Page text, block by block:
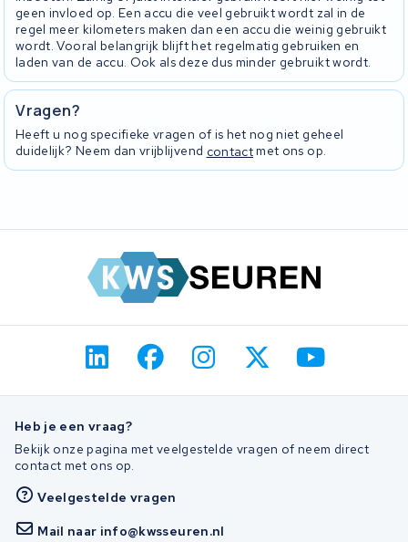
geen invloed op. Een accu die veel gebruikt wordt zal in de
regel meer kilometers maken dan een accu die weinig gebruikt
wordt. Vooral belangrijk blijft het regelmatig gebruiken en
laden van de accu. Ook als deze dus minder gebruikt wordt.
Vragen?
Heeft u nog specifieke vragen of is het nog niet geheel
duidelijk? Neem dan vrijblijvend contactmet ons op.
Heb je een vraag?
Bekijk onze pagina met veelgestelde vragen of neem direct
contact met ons op.
Veelgestelde vragen
Mail naar info@kwsseuren.nl